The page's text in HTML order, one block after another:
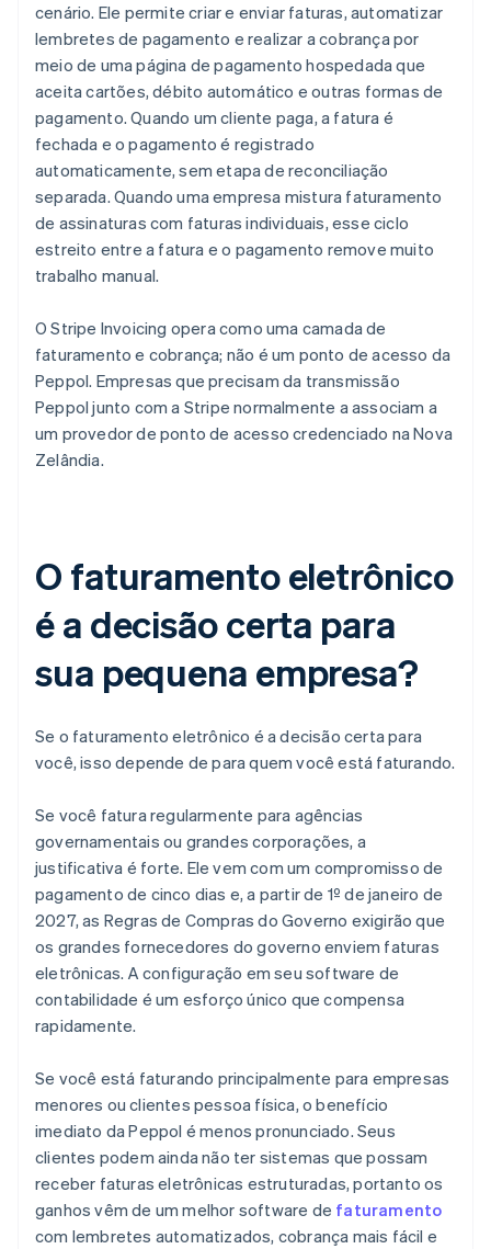
cenário. Ele permite criar e enviar faturas, automatizar
lembretes de pagamento e realizar a cobrança por
meio de uma página de pagamento hospedada que
aceita cartões, débito automático e outras formas de
pagamento. Quando um cliente paga, a fatura é
fechada e o pagamento é registrado
automaticamente, sem etapa de reconciliação
separada. Quando uma empresa mistura faturamento
de assinaturas com faturas individuais, esse ciclo
estreito entre a fatura e o pagamento remove muito
trabalho manual.
O Stripe Invoicing opera como uma camada de
faturamento e cobrança; não é um ponto de acesso da
Peppol. Empresas que precisam da transmissão
Peppol junto com a Stripe normalmente a associam a
um provedor de ponto de acesso credenciado na Nova
Zelândia.
O faturamento eletrônico
é a decisão certa para
sua pequena empresa?
Se o faturamento eletrônico é a decisão certa para
você, isso depende de para quem você está faturando.
Se você fatura regularmente para agências
governamentais ou grandes corporações, a
justificativa é forte. Ele vem com um compromisso de
pagamento de cinco dias e, a partir de 1º de janeiro de
2027, as Regras de Compras do Governo exigirão que
os grandes fornecedores do governo enviem faturas
eletrônicas. A configuração em seu software de
contabilidade é um esforço único que compensa
rapidamente.
Se você está faturando principalmente para empresas
menores ou clientes pessoa física, o benefício
imediato da Peppol é menos pronunciado. Seus
clientes podem ainda não ter sistemas que possam
receber faturas eletrônicas estruturadas, portanto os
ganhos vêm de um melhor software de faturamento
com lembretes automatizados, cobrança mais fácil e